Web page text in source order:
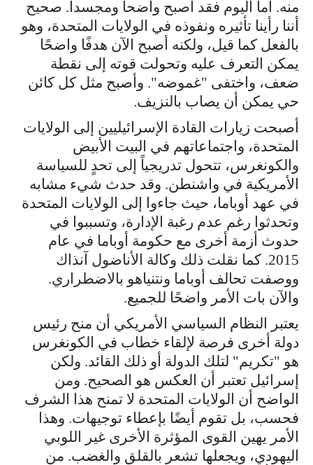
منه. أما اليوم فقد أصبح واضحا ومجسدا. صحيح
أننا رأينا تأثيره ونفوذه في الولايات المتحدة، وهو
بالفعل كما قيل، ولكنه أصبح الآن هدفًا واضحًا
يمكن التعرف عليه وتحولت قوته إلى نقطة
ضعف، واختفى "غموضه". وأصبح مثل كل كائن
حي يمكن أن يصاب بالنزيف.
أصبحت زيارات القادة الإسرائيليين إلى الولايات
المتحدة، واجتماعاتهم في البيت الأبيض
والكونغرس، تتحول تدريجياً إلى تحدٍ للسياسة
الأمريكية في واشنطن. وقد حدث شيء مشابه
في عهد أوباما، حيث جاءوا إلى الولايات المتحدة
وتحدثوا رغم عدم رغبة الإدارة، وتسببوا في
حدوث أزمة أخرى مع حكومة أوباما في عام
2015. كما نقلت ذلك وكالة الأناضول آنذاك
ووصفت تحالف أوباما ونتنياهو بالاضطراري.
والآن بات الأمر واضحًا للجميع.
يعتبر النظام السياسي الأمريكي أن منح رئيس
دولة أخرى فرصة لإلقاء خطاب في الكونغرس
هو "تكريم" لتلك الدولة أو ذلك القائد. ولكن
إسرائيل تعتبر أن العكس هو الصحيح. ومن
الواضح أن الولايات المتحدة لا تمنح هذا الشرف
فحسب، بل تقوم أيضًا بإعطاء توجيهات. وهذا
الأمر يهين القوى المؤثرة الأخرى غير اللوبي
اليهودي، ويجعلها تشعر بالقلق والغضب. من